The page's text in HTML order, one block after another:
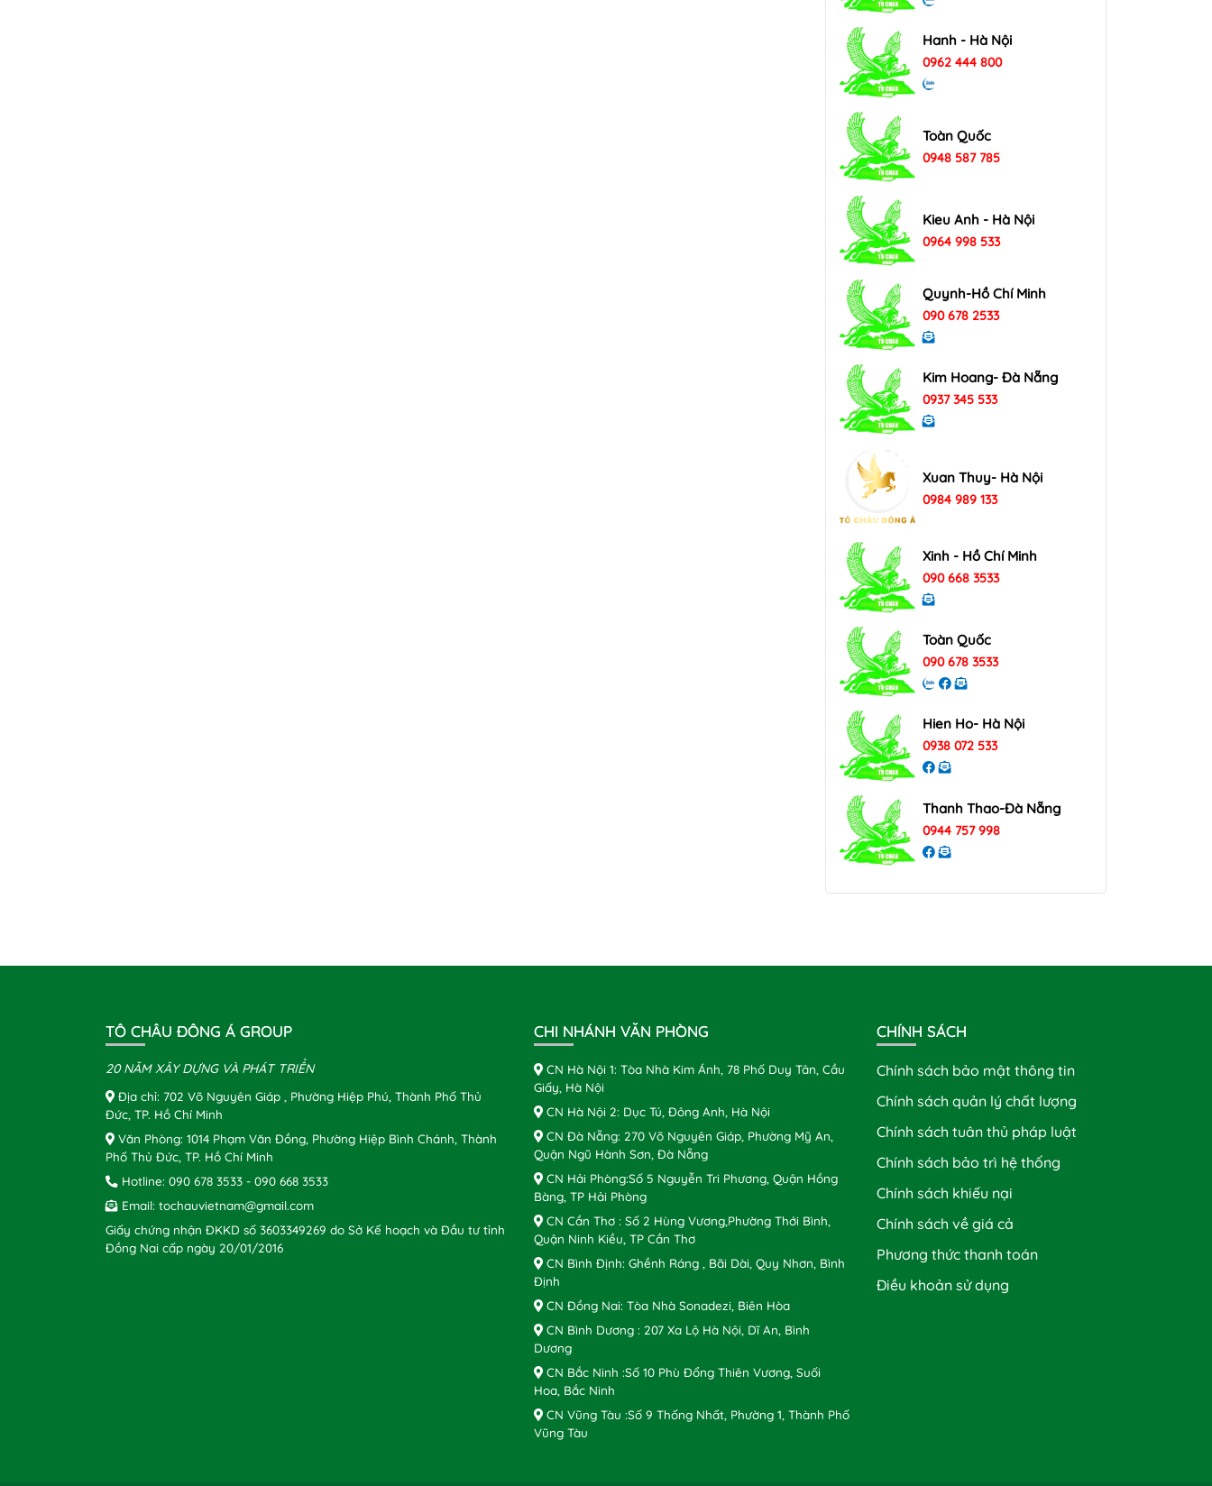
Hanh - Hà Nội
0962 444 800
Toàn Quốc
0948 587 785
Kieu Anh - Hà Nội
0964 998 533
Quynh-Hồ Chí Minh
090 678 2533
Kim Hoang- Đà Nẵng
0937 345 533
Xuan Thuy- Hà Nội
0984 989 133
Xinh - Hồ Chí Minh
090 668 3533
Toàn Quốc
090 678 3533
Hien Ho- Hà Nội
0938 072 533
Thanh Thao-Đà Nẵng
0944 757 998
TÔ CHÂU ĐÔNG Á GROUP
20 NĂM XÂY DỰNG VÀ PHÁT TRIỂN
Địa chỉ: 702 Võ Nguyên Giáp , Phường Hiệp Phú, Thành Phố Thủ
Đức, TP. Hồ Chí Minh
Văn Phòng: 1014 Phạm Văn Đồng, Phường Hiệp Bình Chánh, Thành
Phố Thủ Đức, TP. Hồ Chí Minh
Hotline: 090 678 3533 - 090 668 3533
Email: tochauvietnam@gmail.com
Giấy chứng nhận ĐKKD số 3603349269 do Sở Kế hoạch và Đầu tư tỉnh
Đồng Nai cấp ngày 20/01/2016
CHI NHÁNH VĂN PHÒNG
CN Hà Nội 1: Tòa Nhà Kim Ánh, 78 Phố Duy Tân, Cầu
Giấy, Hà Nội
CN Hà Nội 2: Dục Tú, Đông Anh, Hà Nội
CN Đà Nẵng: 270 Võ Nguyên Giáp, Phường Mỹ An,
Quận Ngũ Hành Sơn, Đà Nẵng
CN Hải Phòng:Số 5 Nguyễn Tri Phương, Quận Hồng
Bàng, TP Hải Phòng
CN Cần Thơ : Số 2 Hùng Vương,Phường Thới Bình,
Quận Ninh Kiều, TP Cần Thơ
CN Bình Định: Ghềnh Ráng , Bãi Dài, Quy Nhơn, Bình
Định
CN Đồng Nai: Tòa Nhà Sonadezi, Biên Hòa
CN Bình Dương : 207 Xa Lộ Hà Nội, Dĩ An, Bình
Dương
CN Bắc Ninh :Số 10 Phù Đổng Thiên Vương, Suối
Hoa, Bắc Ninh
CN Vũng Tàu :Số 9 Thống Nhất, Phường 1, Thành Phố
Vũng Tàu
CHÍNH SÁCH
Chính sách bảo mật thông tin
Chính sách quản lý chất lượng
Chính sách tuân thủ pháp luật
Chính sách bảo trì hệ thống
Chính sách khiếu nại
Chính sách về giá cả
Phương thức thanh toán
Điều khoản sử dụng